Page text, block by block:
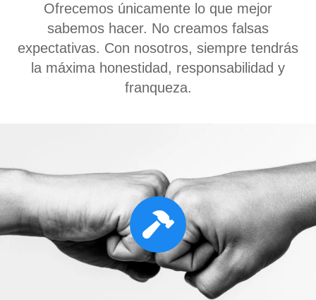
Ofrecemos únicamente lo que mejor
sabemos hacer. No creamos falsas
expectativas. Con nosotros, siempre tendrás
la máxima honestidad, responsabilidad y
franqueza.